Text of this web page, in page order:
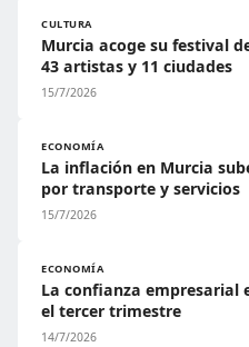
CULTURA
Murcia acoge su festival
43 artistas y 11 ciudades
15/7/2026
ECONOMÍA
La inflación en Murcia
por transporte y servicios
15/7/2026
ECONOMÍA
La confianza empresarial
el tercer trimestre
14/7/2026